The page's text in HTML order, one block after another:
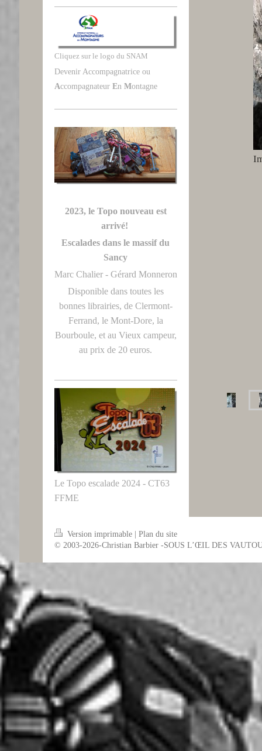
Cliquez sur le logo du SNAM
Devenir Accompagnatrice ou
Accompagnateur En Montagne
2023, le Topo nouveau est
arrivé!
Escalades dans le massif du
Sancy
Marc Chalier - Gérard Monneron
Disponible dans toutes les
bonnes librairies, de Clermont-
Ferrand, le Mont-Dore, la
Bourboule, et au Vieux campeur,
au prix de 20 euros.
Le Topo escalade 2024 - CT63
FFME
Version imprimable
Plan du site
© 2003-2026-Christian Barbier -SOUS L’ŒIL DES